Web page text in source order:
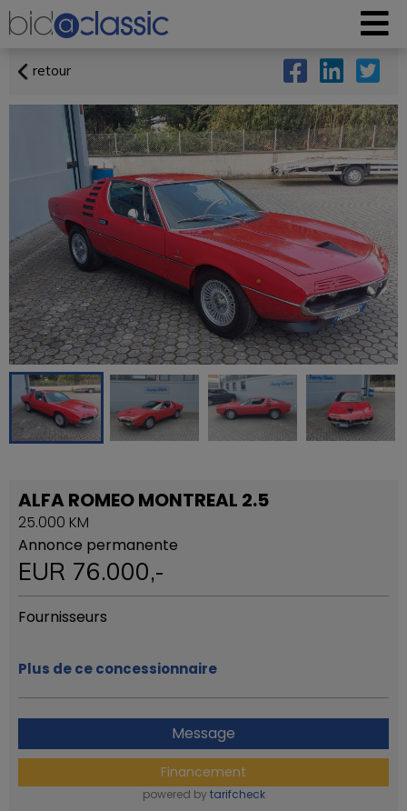
retour
ALFA ROMEO MONTREAL 2.5
25.000 KM
Annonce permanente
EUR 76.000,-
Fournisseurs
Plus de ce concessionnaire
Message
Financement
powered by tarifcheck